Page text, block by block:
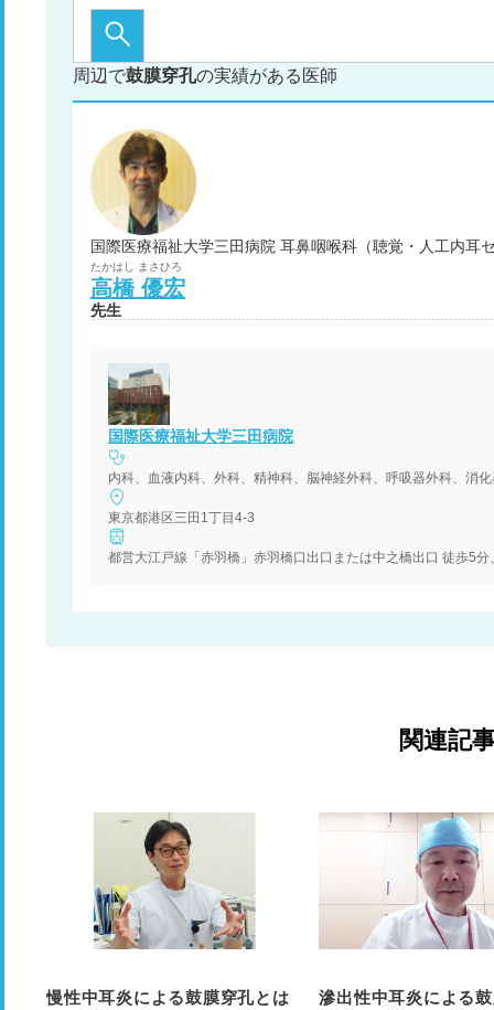
周辺で鼓膜穿孔の実績がある医師
国際医療福祉大学三田病院 耳鼻咽喉科（聴覚・人工内耳
たかはし まさひろ
高橋 優宏
先生
国際医療福祉大学三田病院
内科、血液内科、外科、精神科、脳神経外科、呼吸器外科、消
東京都港区三田1丁目4-3
都営大江戸線「赤羽橋」赤羽橋口出口または中之橋出口 徒歩
関連記
慢性中耳炎による鼓膜穿孔とは
滲出性中耳炎による